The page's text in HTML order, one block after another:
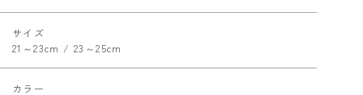
サイズ
21～23cm / 23～25cm
カラー